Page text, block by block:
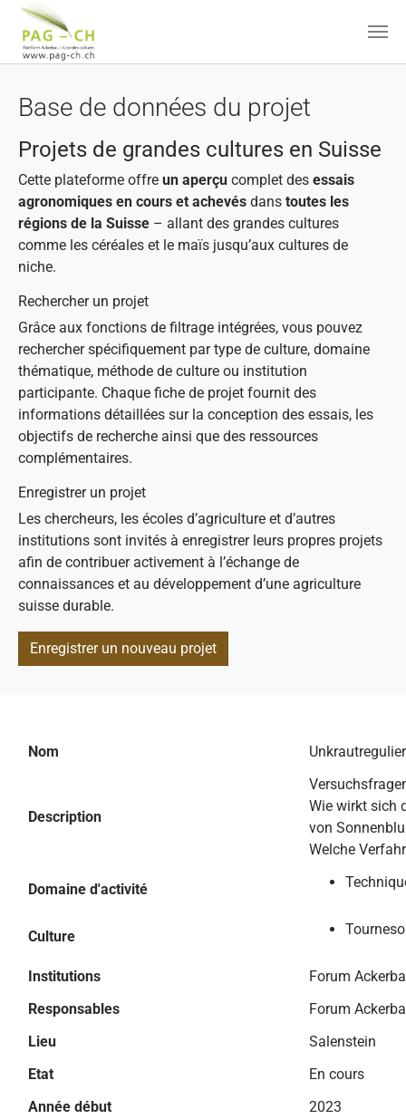
Base de données du projet
Projets de grandes cultures en Suisse
Cette plateforme offre un aperçu complet des essais
agronomiques en cours et achevés dans toutes les
régions de la Suisse – allant des grandes cultures
comme les céréales et le maïs jusqu’aux cultures de
niche.
Rechercher un projet
Grâce aux fonctions de filtrage intégrées, vous pouvez
rechercher spécifiquement par type de culture, domaine
thématique, méthode de culture ou institution
participante. Chaque fiche de projet fournit des
informations détaillées sur la conception des essais, les
objectifs de recherche ainsi que des ressources
complémentaires.
Enregistrer un projet
Les chercheurs, les écoles d’agriculture et d’autres
institutions sont invités à enregistrer leurs propres projets
afin de contribuer activement à l’échange de
connaissances et au développement d’une agriculture
suisse durable.
Enregistrer un nouveau projet
Nom
Description
Wie wirkt sich
von
Welche
Domaine d'activité
Culture
Institutions
Forum
Responsables
Forum
Lieu
Salenstein
Etat
En cours
Année début
2023